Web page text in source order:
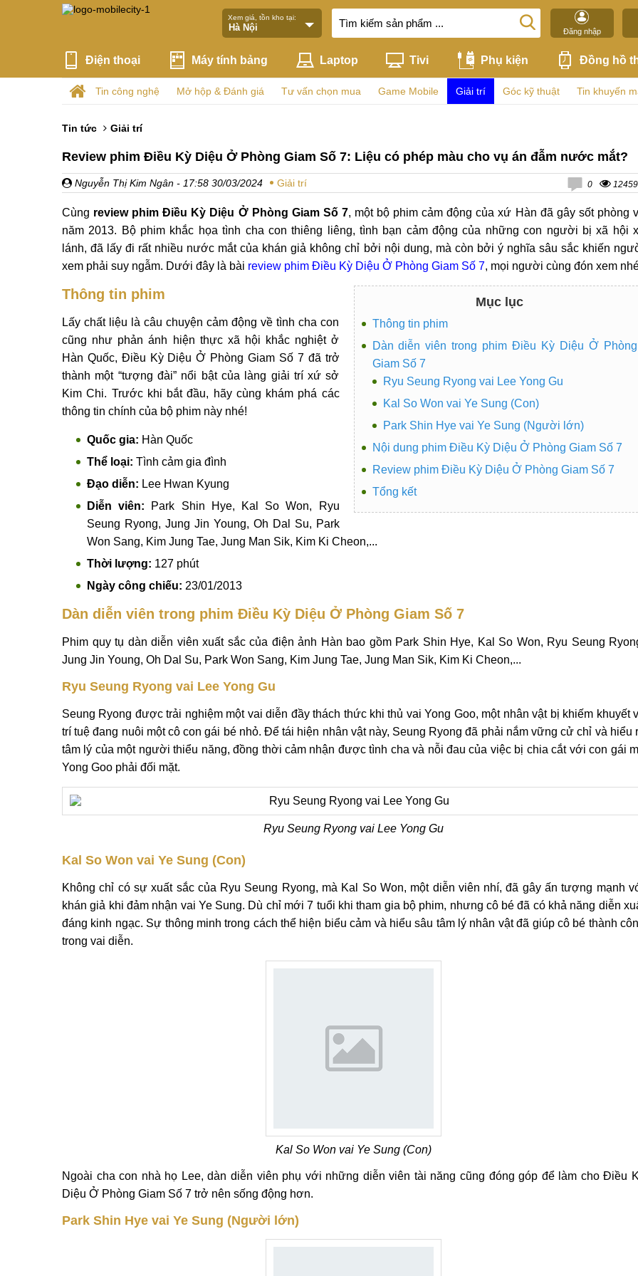
Xem giá, tồn kho tại:
Đăng nhập
Điện thoại Máy tính bảng Laptop Tivi Phụ kiện Đồng hồ
Tin công nghệ Mở hộp & Đánh giá Tư vấn chọn mua Game Mobile Giải trí Góc kỹ thuật Tin khuyến
Tin tức Giải trí
Review phim Điều Kỳ Diệu Ở Phòng Giam Số 7: Liệu có phép màu cho vụ án đẫm nước mắt?
Nguyễn Thị Kim Ngân - 17:58 30/03/2024 Giải trí 0 12459
Cùng review phim Điều Kỳ Diệu Ở Phòng Giam Số 7, một bộ phim cảm động của xứ Hàn đã gây sốt phòng
năm 2013. Bộ phim khắc họa tình cha con thiêng liêng, tình bạn cảm động của những con người bị xã hội
lánh, đã lấy đi rất nhiều nước mắt của khán giả không chỉ bởi nội dung, mà còn bởi ý nghĩa sâu sắc khiến
xem phải suy ngẫm. Dưới đây là bài review phim Điều Kỳ Diệu Ở Phòng Giam Số 7, mọi người cùng đón xem
Mục lục
Thông tin phim
Dàn diễn viên trong phim Điều Kỳ Diệu Ở Phòng
Giam Số 7
Ryu Seung Ryong vai Lee Yong Gu
Kal So Won vai Ye Sung (Con)
Park Shin Hye vai Ye Sung (Người lớn)
Nội dung phim Điều Kỳ Diệu Ở Phòng Giam Số 7
Review phim Điều Kỳ Diệu Ở Phòng Giam Số 7
Tổng kết
Thông tin phim
Lấy chất liệu là câu chuyện cảm động về tình cha con
cũng như phản ánh hiện thực xã hội khắc nghiệt ở
Hàn Quốc, Điều Kỳ Diệu Ở Phòng Giam Số 7 đã trở
thành một “tượng đài” nổi bật của làng giải trí xứ sở
Kim Chi. Trước khi bắt đầu, hãy cùng khám phá các
thông tin chính của bộ phim này nhé!
Quốc gia: Hàn Quốc
Thể loại: Tình cảm gia đình
Đạo diễn: Lee Hwan Kyung
Diễn viên: Park Shin Hye, Kal So Won, Ryu
Seung Ryong, Jung Jin Young, Oh Dal Su, Park
Won Sang, Kim Jung Tae, Jung Man Sik, Kim Ki Cheon,...
Thời lượng: 127 phút
Ngày công chiếu: 23/01/2013
Dàn diễn viên trong phim Điều Kỳ Diệu Ở Phòng Giam Số 7
Phim quy tụ dàn diễn viên xuất sắc của điện ảnh Hàn bao gồm Park Shin Hye, Kal So Won, Ryu Seung
Jung Jin Young, Oh Dal Su, Park Won Sang, Kim Jung Tae, Jung Man Sik, Kim Ki Cheon,...
Ryu Seung Ryong vai Lee Yong Gu
Seung Ryong được trải nghiệm một vai diễn đầy thách thức khi thủ vai Yong Goo, một nhân vật bị khiếm khuyết
trí tuệ đang nuôi một cô con gái bé nhỏ. Để tái hiện nhân vật này, Seung Ryong đã phải nắm vững cử chỉ và hiểu
tâm lý của một người thiểu năng, đồng thời cảm nhận được tình cha và nỗi đau của việc bị chia cắt với con gái
Yong Goo phải đối mặt.
Ryu Seung Ryong vai Lee Yong Gu
Kal So Won vai Ye Sung (Con)
Không chỉ có sự xuất sắc của Ryu Seung Ryong, mà Kal So Won, một diễn viên nhí, đã gây ấn tượng mạnh
khán giả khi đảm nhận vai Ye Sung. Dù chỉ mới 7 tuổi khi tham gia bộ phim, nhưng cô bé đã có khả năng diễn
đáng kinh ngạc. Sự thông minh trong cách thể hiện biểu cảm và hiểu sâu tâm lý nhân vật đã giúp cô bé thành
trong vai diễn.
Kal So Won vai Ye Sung (Con)
Ngoài cha con nhà họ Lee, dàn diễn viên phụ với những diễn viên tài năng cũng đóng góp để làm cho Điều
Diệu Ở Phòng Giam Số 7 trở nên sống động hơn.
Park Shin Hye vai Ye Sung (Người lớn)